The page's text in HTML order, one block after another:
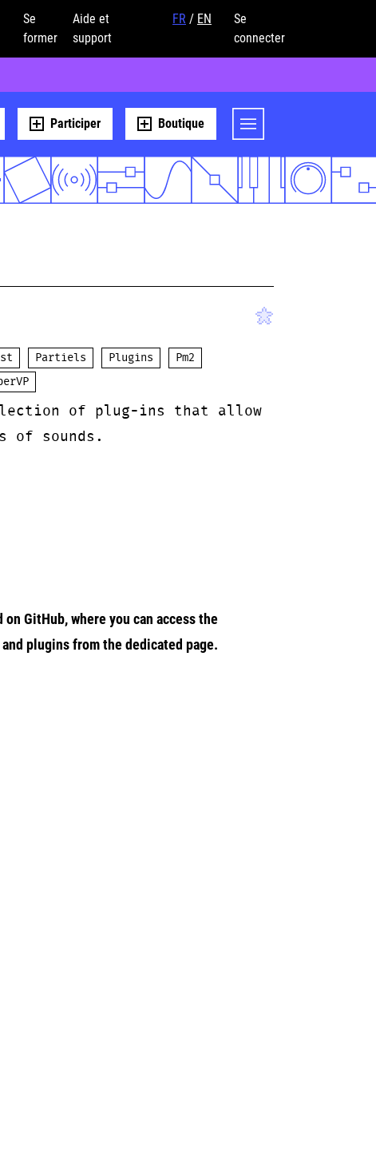
Se
former
Aide et
support
FR / EN
Se
connecter
Participer Boutique
Partiels Plugins
Pm2
of plug-ins that allow
of sounds.
on GitHub, where you can access the
plugins from the dedicated page.